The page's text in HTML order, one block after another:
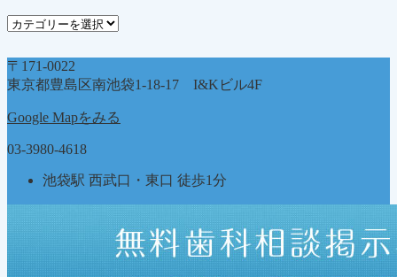
カ
ゴ
リ
〒171-0022
東京都豊島区南池袋1-18-17 I&Kビル4F
Google Mapをみる
03-3980-4618
池袋駅 西武口・東口 徒歩1分